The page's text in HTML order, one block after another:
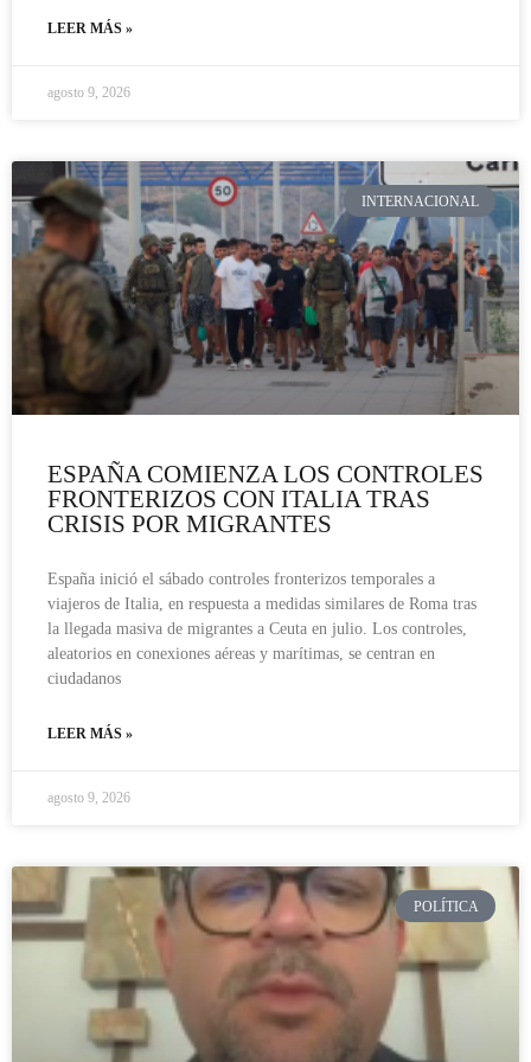
LEER MÁS »
agosto 9, 2026
INTERNACIONAL
ESPAÑA COMIENZA LOS CONTROLES
FRONTERIZOS CON ITALIA TRAS
CRISIS POR MIGRANTES
España inició el sábado controles fronterizos temporales a
viajeros de Italia, en respuesta a medidas similares de Roma tras
la llegada masiva de migrantes a Ceuta en julio. Los controles,
aleatorios en conexiones aéreas y marítimas, se centran en
ciudadanos
LEER MÁS »
agosto 9, 2026
POLÍTICA